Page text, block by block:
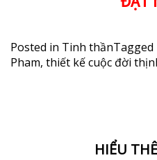
Posted in Tinh thầnTagged
Pham, thiết kế cuộc đời
HIỂU